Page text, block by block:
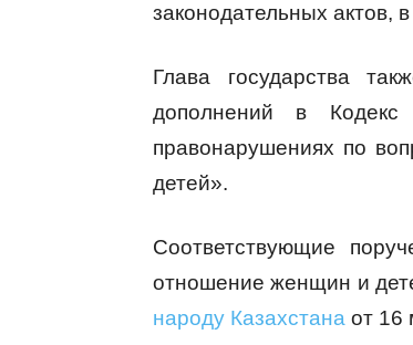
законодательных актов,
Глава государства
дополнений в Кодекс
правонарушениях по
детей».
Соответствующие
отношение женщин и
народу Казахстана от 16